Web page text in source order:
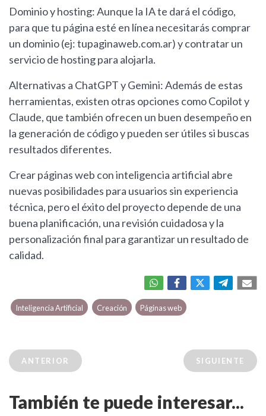
Dominio y hosting: Aunque la IA te dará el código,
para que tu página esté en línea necesitarás comprar
un dominio (ej: tupaginaweb.com.ar) y contratar un
servicio de hosting para alojarla.
Alternativas a ChatGPT y Gemini: Además de estas
herramientas, existen otras opciones como Copilot y
Claude, que también ofrecen un buen desempeño en
la generación de código y pueden ser útiles si buscas
resultados diferentes.
Crear páginas web con inteligencia artificial abre
nuevas posibilidades para usuarios sin experiencia
técnica, pero el éxito del proyecto depende de una
buena planificación, una revisión cuidadosa y la
personalización final para garantizar un resultado de
calidad.
Inteligencia Artificial Creación Páginas web
ANTERIOR SIGUIENTE
También te puede interesar...